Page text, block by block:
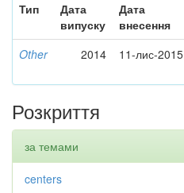
Тип
Дата
випуску
Дата
внесення
Other 2014 11-лис-2015
Розкриття
за темами
centers